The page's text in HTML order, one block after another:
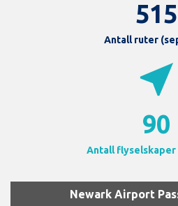
515
Antall ruter
near_me
90
Antall flyselskaper
Newark Airport